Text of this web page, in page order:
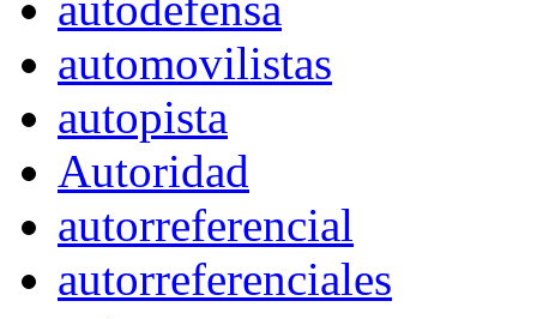
automovilistas
autopista
Autoridad
autorreferencial
autorreferenciales